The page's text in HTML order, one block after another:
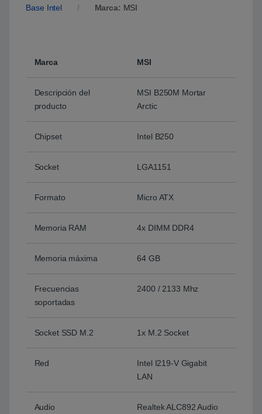
Base Intel
Marca: MSI
Marca MSI
Descripción del
producto
MSI B250M Mortar
Arctic
Chipset Intel B250
Socket LGA1151
Formato Micro ATX
Memoria RAM 4x DIMM DDR4
Memoria máxima 64 GB
Frecuencias
soportadas
2400 / 2133 Mhz
Socket SSD M.2 1x M.2 Socket
Red
Intel I219-V Gigabit
LAN
Audio
Realtek ALC892 Audio